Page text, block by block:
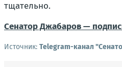
тщательно.
Сенатор Джабаров —
Источник: Telegram-канал